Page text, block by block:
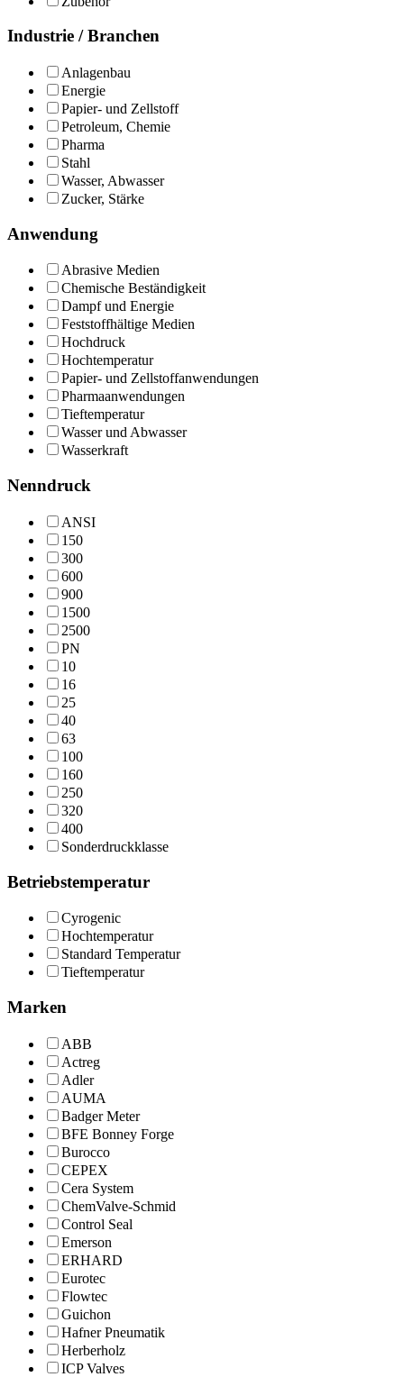
Industrie / Branchen
Anlagenbau
Energie
Papier- und Zellstoff
Petroleum, Chemie
Pharma
Stahl
Wasser, Abwasser
Zucker, Stärke
Anwendung
Abrasive Medien
Chemische Beständigkeit
Dampf und Energie
Feststoffhältige Medien
Hochdruck
Hochtemperatur
Papier- und Zellstoffanwendungen
Pharmaanwendungen
Tieftemperatur
Wasser und Abwasser
Wasserkraft
Nenndruck
ANSI
150
300
600
900
1500
2500
PN
10
16
25
40
63
100
160
250
320
400
Sonderdruckklasse
Betriebstemperatur
Cyrogenic
Hochtemperatur
Standard Temperatur
Tieftemperatur
Marken
ABB
Actreg
Adler
AUMA
Badger Meter
BFE Bonney Forge
Burocco
CEPEX
Cera System
ChemValve-Schmid
Control Seal
Emerson
ERHARD
Eurotec
Flowtec
Guichon
Hafner Pneumatik
Herberholz
ICP Valves